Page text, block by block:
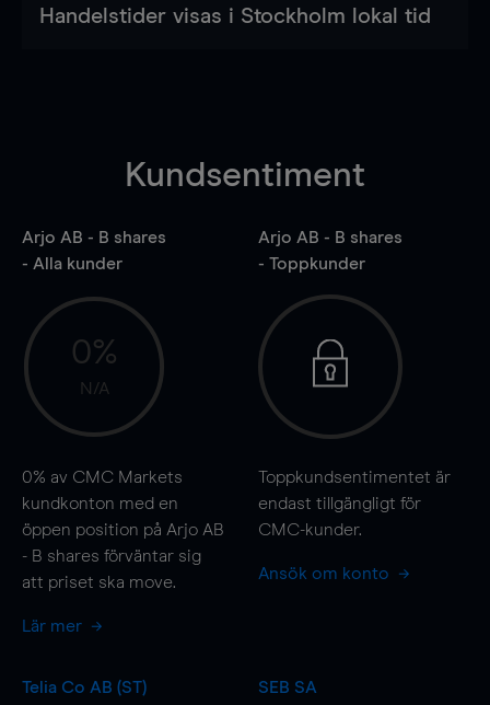
Handelstider visas i Stockholm lokal tid
Kundsentiment
Arjo AB - B shares
- Alla kunder
0%
N/A
0% av CMC Markets
kundkonton med en
öppen position på Arjo AB
- B shares förväntar sig
att priset ska move.
Lär mer
Arjo AB - B shares
- Toppkunder
Toppkundsentimentet är
endast tillgängligt för
CMC-kunder.
Ansök om konto
Telia Co AB (ST)
SEB SA